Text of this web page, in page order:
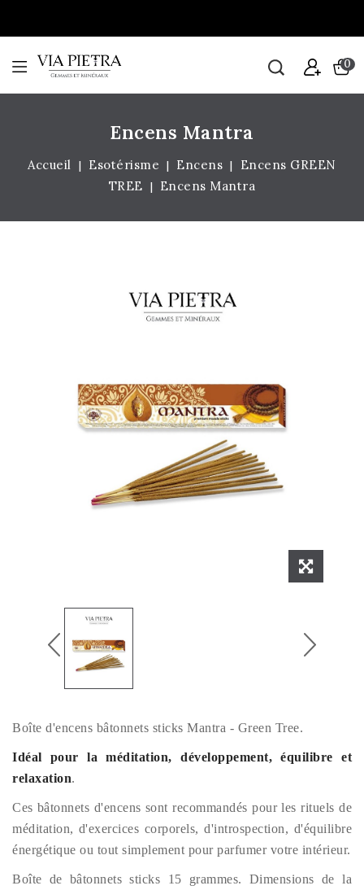
0
Encens Mantra
Accueil Esotérisme Encens
Encens GREEN
TREE
Encens Mantra
Boîte d'encens bâtonnets sticks Mantra - Green Tree.
Idéal pour la méditation, développement, équilibre et
relaxation.
Ces bâtonnets d'encens sont recommandés pour les rituels de
méditation, d'exercices corporels, d'introspection, d'équilibre
énergétique ou tout simplement pour parfumer votre intérieur.
Boîte de bâtonnets sticks 15 grammes. Dimensions de la